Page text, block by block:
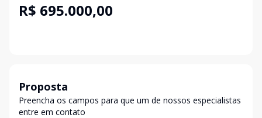
R$ 695.000,00
Proposta
Preencha os campos para que um de nossos especialistas
entre em contato